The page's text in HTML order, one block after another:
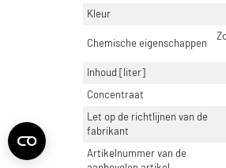
Kleur
Chemische eigenschappen
Inhoud [liter]
Concentraat
Let op de richtlijnen van de
fabrikant
Artikelnummer van de